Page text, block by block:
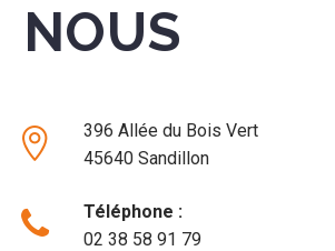
NOUS


396 Allée du Bois Vert
45640 Sandillon


Téléphone :
02 38 58 91 79